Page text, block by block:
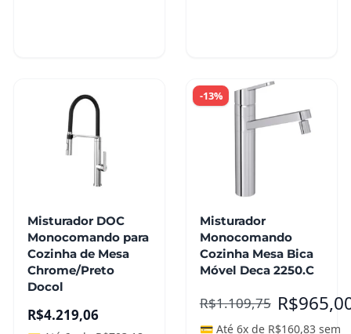
Misturador DOC
Monocomando para
Cozinha de Mesa
Chrome/Preto
Docol
R$4.219,06
-13%
Misturador
Monocomando
Cozinha Mesa Bica
Móvel Deca 2250.C
R$1.109,75 R$
💳 Até 6x de R$160,83 sem